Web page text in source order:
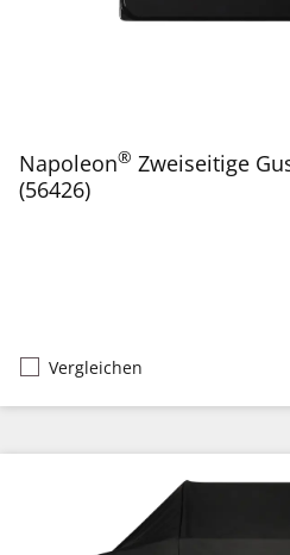
Napoleon® Zweiseitige
(56426)
Vergleichen